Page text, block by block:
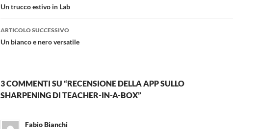
articolo
Un trucco estivo in Lab
ARTICOLO SUCCESSIVO
Un bianco e nero versatile
3 COMMENTI SU “RECENSIONE DELLA APP SULLO
SHARPENING DI TEACHER-IN-A-BOX”
Fabio Bianchi